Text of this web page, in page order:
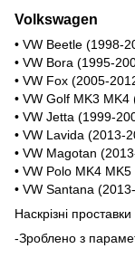
Volkswagen
• VW Beetle (1998-
• VW Bora (1995-
• VW Fox (2005-
• VW Golf MK3
• VW Jetta (1999-
• VW Lavida (2013-
• VW Magotan
• VW Polo MK4
• VW Santana
Наскрізні
-Зроблено з